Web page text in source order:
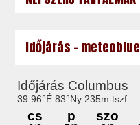
Időjárás - meteoblue